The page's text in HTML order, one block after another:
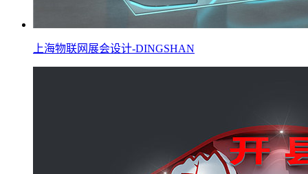
上海物联网展会设计-DINGSHAN